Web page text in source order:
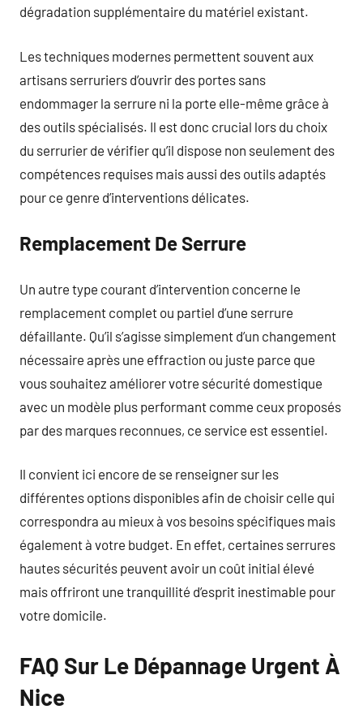
dégradation supplémentaire du matériel existant.
Les techniques modernes permettent souvent aux
artisans serruriers d’ouvrir des portes sans
endommager la serrure ni la porte elle-même grâce à
des outils spécialisés. Il est donc crucial lors du choix
du serrurier de vérifier qu’il dispose non seulement des
compétences requises mais aussi des outils adaptés
pour ce genre d’interventions délicates.
Remplacement De Serrure
Un autre type courant d’intervention concerne le
remplacement complet ou partiel d’une serrure
défaillante. Qu’il s’agisse simplement d’un changement
nécessaire après une effraction ou juste parce que
vous souhaitez améliorer votre sécurité domestique
avec un modèle plus performant comme ceux proposés
par des marques reconnues, ce service est essentiel.
Il convient ici encore de se renseigner sur les
différentes options disponibles afin de choisir celle qui
correspondra au mieux à vos besoins spécifiques mais
également à votre budget. En effet, certaines serrures
hautes sécurités peuvent avoir un coût initial élevé
mais offriront une tranquillité d’esprit inestimable pour
votre domicile.
FAQ Sur Le Dépannage Urgent À
Nice